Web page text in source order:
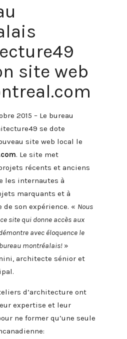
site web
2015 – Le bureau
se dote
site web local le
. Le site met
récents et anciens
les internautes à
marquants et à
de son expérience. « Nous
site qui donne accès aux
avec éloquence le
montréalais! »
architecte sénior et
d’architecture ont
expertise et leur
ne former qu’une seule